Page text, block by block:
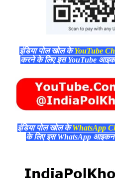
इंडिया पोल खोल केYouTube
करने के लिए इस YouTube
इंडिया पोल खोल केWhatsApp
के लिए इस WhatsApp